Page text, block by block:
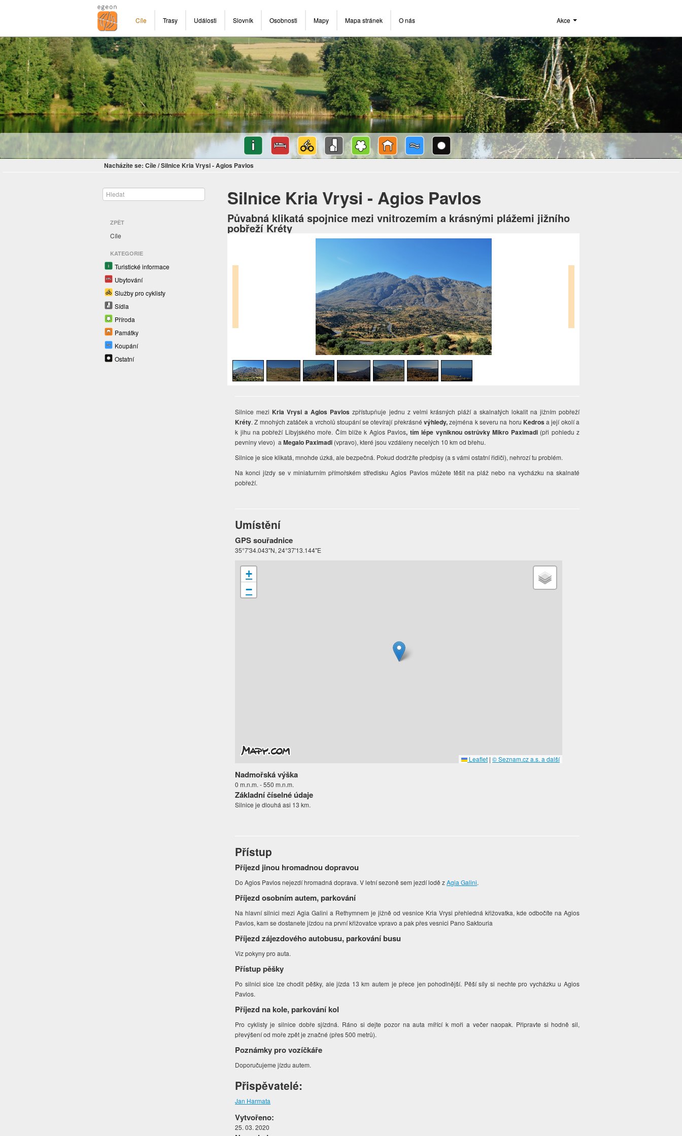
Cíle Trasy Události Slovník Osobnosti Mapy Mapa stránek O nás Akce
Nacházíte se: Cíle/Silnice Kria Vrysi - Agios Pavlos
ZPĚT
Cíle
KATEGORIE
Turistické informace
Ubytování
Služby pro cyklisty
Sídla
Příroda
Památky
Koupání
Ostatní
Silnice Kria Vrysi - Agios Pavlos
Půvabná klikatá spojnice mezi vnitrozemím a krásnými plážemi jižního
pobřeží Kréty
Silnice mezi Kria Vrysi a Agios Pavlos zpřístupňuje jednu z velmi krásných pláží a skalnatých lokalit na jižním pobřeží
Kréty. Z mnohých zatáček a vrcholů stoupání se otevírají překrásnévýhledy,zejména k severu na horu Kedros a její okolí a
k jihu na pobřeží Libyjského moře. Čím blíže k Agios Pavlos, tím lépe vyniknou ostrůvkyMikro Paximadi(při pohledu z
pevniny vlevo) a Megalo Paximadi (vpravo), které jsou vzdáleny necelých 10 km od břehu.
Silnice je sice klikatá, mnohde úzká, ale bezpečná. Pokud dodržíte předpisy (a s vámi ostatní řidiči), nehrozí tu problém.
Na konci jízdy se v miniaturním přímořském středisku Agios Pavlos můžete těšit na pláž nebo na vycházku na skalnaté
pobřeží.
Umístění
GPS souřadnice
35°7'34.043"N, 24°37'13.144"E
+
−
Leaflet | © Seznam.cz a.s. a další
Nadmořská výška
0 m.n.m. - 550 m.n.m.
Základní číselné údaje
Silnice je dlouhá asi 13 km.
Přístup
Příjezd jinou hromadnou dopravou
Do Agios Pavlos nejezdí hromadná doprava. V letní sezoně sem jezdí lodě zAgia Galini.
Příjezd osobním autem, parkování
Na hlavní silnici mezi Agia Galini a Rethymnem je jižně od vesnice Kria Vrysi přehledná křižovatka, kde odbočíte na Agios
Pavlos, kam se dostanete jízdou na první křižovatce vpravo a pak přes vesnici Pano Saktouria
Příjezd zájezdového autobusu, parkování busu
Viz pokyny pro auta.
Přístup pěšky
Po silnici sice lze chodit pěšky, ale jízda 13 km autem je přece jen pohodlnější. Pěší síly si nechte pro vycházku u Agios
Pavlos.
Příjezd na kole, parkování kol
Pro cyklisty je silnice dobře sjízdná. Ráno si dejte pozor na auta mířící k moři a večer naopak. Připravte si hodně sil,
převýšení od moře zpět je značné (přes 500 metrů).
Poznámky pro vozíčkáře
Doporučujeme jízdu autem.
Přispěvatelé:
Jan Harmata
Vytvořeno:
25. 03. 2020